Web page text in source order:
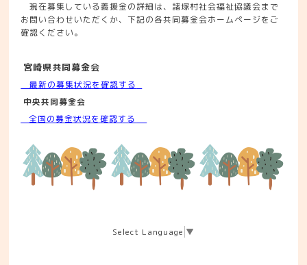
現在募集している義援金の詳細は、諸塚村社会福祉協議会まで
お問い合わせいただくか、下記の各共同募金会ホームページをご
確認ください。
宮崎県共同募金会
最新の募集状況を確認する
中央共同募金会
全国の募金状況を確認する
Select Language ▼